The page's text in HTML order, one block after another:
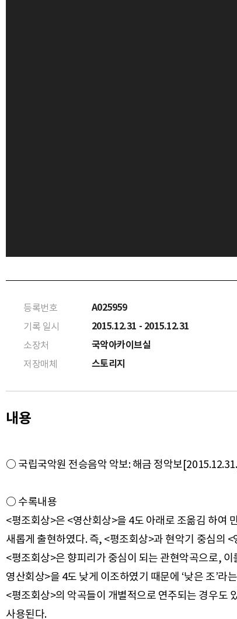
등록번호 A025959
기록 일시 2015.12.31 - 2015.12.31
소장처 국악아카이브실
저장매체 스토리지
내용
○ 국립국악원 전승음악 악보: 해금 정악보
○ 수록내용
<평조회상>은 <영산회상>을 4도 아래로 조옮김 하여
새롭게 출현하였다. 즉, <평조회상>과 현악기 중심의
<평조회상>은 향피리가 중심이 되는 관현악곡으로,
영산회상>을 4도 낮게 이조하였기 때문에 ‘낮은 조’라
<평조회상>의 악곡들이 개별적으로 연주되는 경우도
사용된다.